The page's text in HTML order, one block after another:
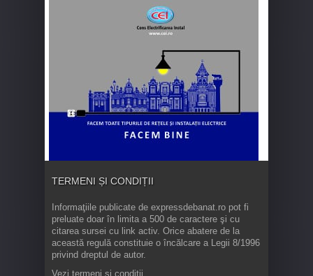
TERMENI ȘI CONDIȚII
Informaţiile publicate de expressdebanat.ro pot fi
preluate doar în limita a 500 de caractere şi cu
citarea sursei cu link activ. Orice abatere de la
această regulă constituie o încălcare a Legii 8/1996
privind dreptul de autor.
Vezi termeni și condiții